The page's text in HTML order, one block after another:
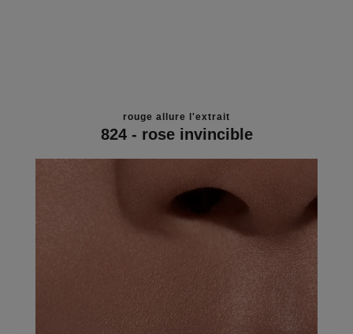
rouge allure l'extrait
824 - rose invincible